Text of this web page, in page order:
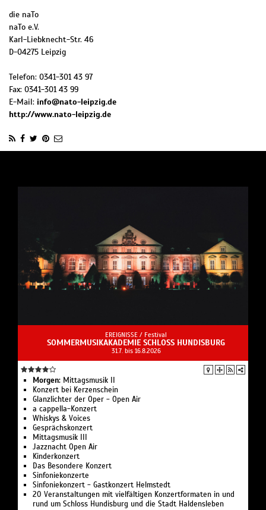
die naTo
naTo e.V.
Karl-Liebknecht-Str. 46
D-04275 Leipzig
Telefon: 0341-301 43 97
Fax: 0341-301 43 99
E-Mail: info@nato-leipzig.de
http://www.nato-leipzig.de
EREIGNISSE / Festival
SOMMERMUSIKAKADEMIE SCHLOSS HUNDISBURG
31.7. bis 16.8.2026
Morgen: Mittagsmusik II
Konzert bei Kerzenschein
Glanzlichter der Oper - Open Air
a cappella-Konzert
Whiskys & Voices
Gesprächskonzert
Mittagsmusik III
Jazznacht Open Air
Kinderkonzert
Das Besondere Konzert
Sinfoniekonzerte
Sinfoniekonzert - Gastkonzert Helmstedt
20 Veranstaltungen mit vielfältigen Konzertformaten in und
rund um Schloss Hundisburg und die Stadt Haldensleben